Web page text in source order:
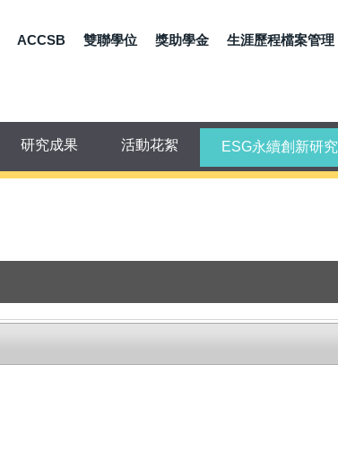
ACCSB 雙聯學位 獎助學金 生涯歷程檔案管理
研究成果 活動花絮 ESG永續創新研